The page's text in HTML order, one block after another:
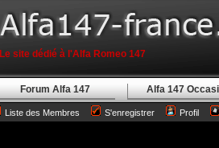
Le site dédié à l'Alfa Romeo 147
Forum Alfa 147 Alfa 147
Liste des Membres S'enregistrer Profil